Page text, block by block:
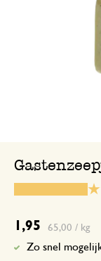
1,95 65,00 / kg
Zo snel